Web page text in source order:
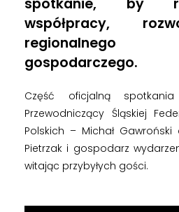
m
a
d
o
b
r
współpracy,
regionalnego
gospodarczego.
Część oficjalną
Przewodniczący Śląskiej
Polskich – Michał
Pietrzak i gospodarz
witając przybyłych gości.